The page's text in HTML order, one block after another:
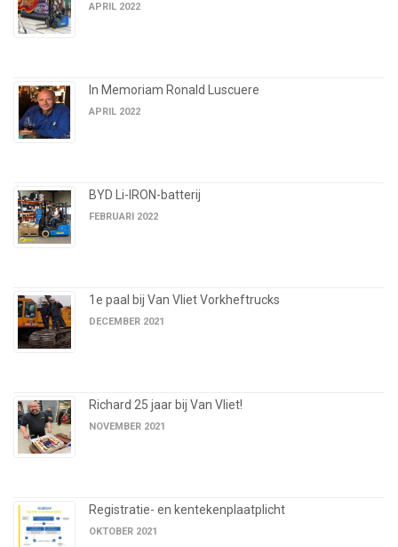
APRIL 2022
In Memoriam Ronald Luscuere
APRIL 2022
BYD Li-IRON-batterij
FEBRUARI 2022
1e paal bij Van Vliet Vorkheftrucks
DECEMBER 2021
Richard 25 jaar bij Van Vliet!
NOVEMBER 2021
Registratie- en kentekenplaatplicht
OKTOBER 2021